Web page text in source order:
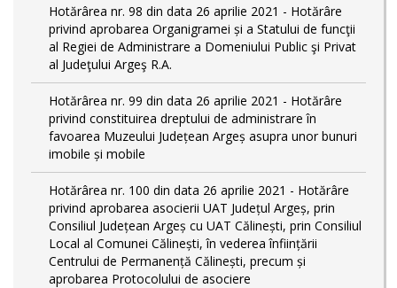
Hotărârea nr. 98 din data 26 aprilie 2021 - Hotărâre
privind aprobarea Organigramei și a Statului de funcţii
al Regiei de Administrare a Domeniului Public şi Privat
al Judeţului Argeş R.A.
Hotărârea nr. 99 din data 26 aprilie 2021 - Hotărâre
privind constituirea dreptului de administrare în
favoarea Muzeului Județean Argeș asupra unor bunuri
imobile și mobile
Hotărârea nr. 100 din data 26 aprilie 2021 - Hotărâre
privind aprobarea asocierii UAT Județul Argeș, prin
Consiliul Județean Argeș cu UAT Călinești, prin Consiliul
Local al Comunei Călinești, în vederea înființării
Centrului de Permanență Călinești, precum și
aprobarea Protocolului de asociere